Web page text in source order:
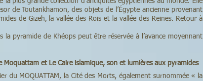
de Toutankhamon, des objets de l’Égypte ancienne provenant
de Gizeh, la vallée des Rois et la vallée des Reines. Retour à
la pyramide de Khéops peut être réservée à l’avance moyennant
et Le Caire islamique, son et lumières aux pyramides
du MOQUATTAM, la Cité des Morts, également surnommée « la